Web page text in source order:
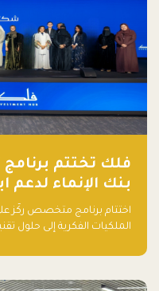
فلك تختتم
بنك الإنماء لدعم
اختتام برنامج متخصص ركّز
الملكيات الفكرية إلى حلول